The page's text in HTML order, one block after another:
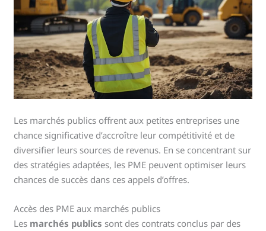
Les marchés publics offrent aux petites entreprises une
chance significative d’accroître leur compétitivité et de
diversifier leurs sources de revenus. En se concentrant sur
des stratégies adaptées, les PME peuvent optimiser leurs
chances de succès dans ces appels d’offres.
Accès des PME aux marchés publics
Les marchés publics sont des contrats conclus par des